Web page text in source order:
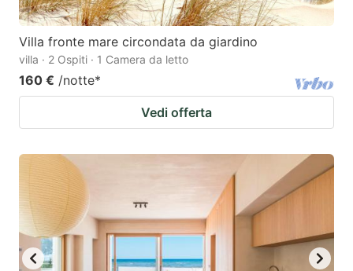
Villa fronte mare circondata da giardino
villa · 2 Ospiti · 1 Camera da letto
160 € /notte*
Vedi offerta